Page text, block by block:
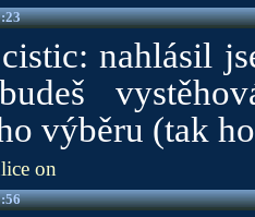
nahlásil
výběru (tak
on